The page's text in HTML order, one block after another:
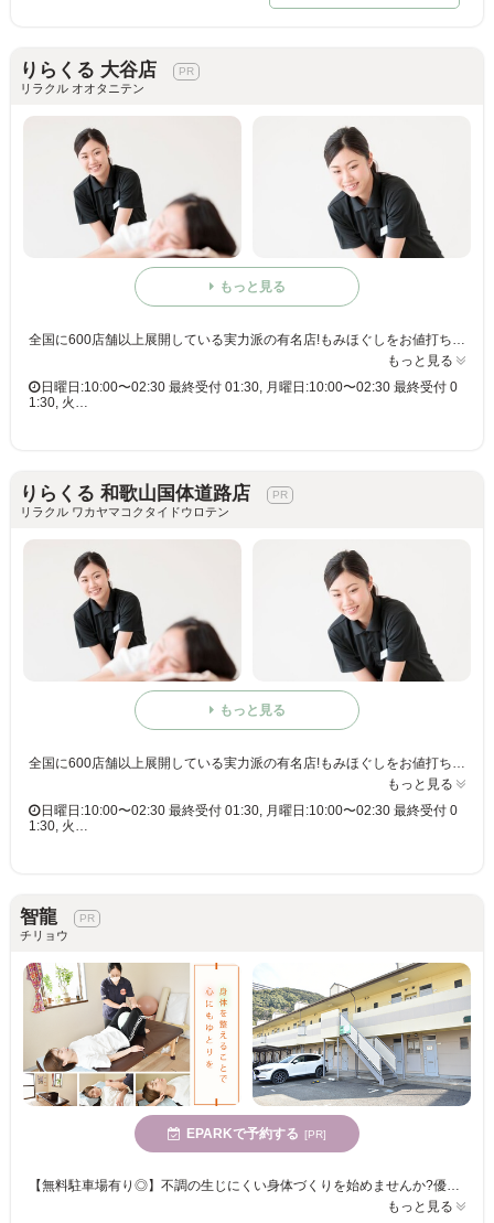
りらくる 大谷店
リラクル オオタニテン
もっと見る
全国に600店舗以上展開している実力派の有名店!もみほぐしをお値打ち価格で☆60分3,980円(りらくるアプリ会員価格3,600円)
もっと見る
日曜日:10:00〜02:30 最終受付 01:30, 月曜日:10:00〜02:30 最終受付 0
1:30, 火…
りらくる 和歌山国体道路店
リラクル ワカヤマコクタイドウロテン
もっと見る
全国に600店舗以上展開している実力派の有名店!もみほぐしをお値打ち価格で☆60分3,980円(りらくるアプリ会員価格3,600円)
もっと見る
日曜日:10:00〜02:30 最終受付 01:30, 月曜日:10:00〜02:30 最終受付 0
1:30, 火…
智龍
チリョウ
EPARKで予約する [PR]
もっと見る